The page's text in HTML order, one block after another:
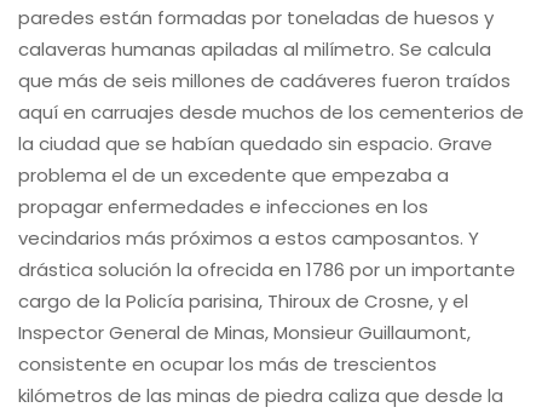
paredes están formadas por toneladas de huesos y
calaveras humanas apiladas al milímetro. Se calcula
que más de seis millones de cadáveres fueron traídos
aquí en carruajes desde muchos de los cementerios de
la ciudad que se habían quedado sin espacio. Grave
problema el de un excedente que empezaba a
propagar enfermedades e infecciones en los
vecindarios más próximos a estos camposantos. Y
drástica solución la ofrecida en 1786 por un importante
cargo de la Policía parisina, Thiroux de Crosne, y el
Inspector General de Minas, Monsieur Guillaumont,
consistente en ocupar los más de trescientos
kilómetros de las minas de piedra caliza que desde la